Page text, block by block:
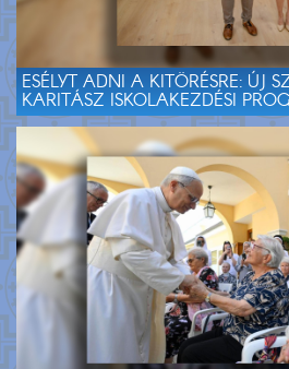
ESÉLYT ADNI A KITÖRÉSRE: ÚJ
KARITÁSZ ISKOLAKEZDÉSI